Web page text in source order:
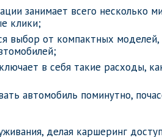
занимает всего несколько
клики;
выбор от компактных
в себя такие расходы,
автомобиль поминутно,
делая каршеринг